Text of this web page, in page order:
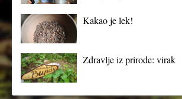
Kakao je lek!
Zdravlje iz prirode: virak